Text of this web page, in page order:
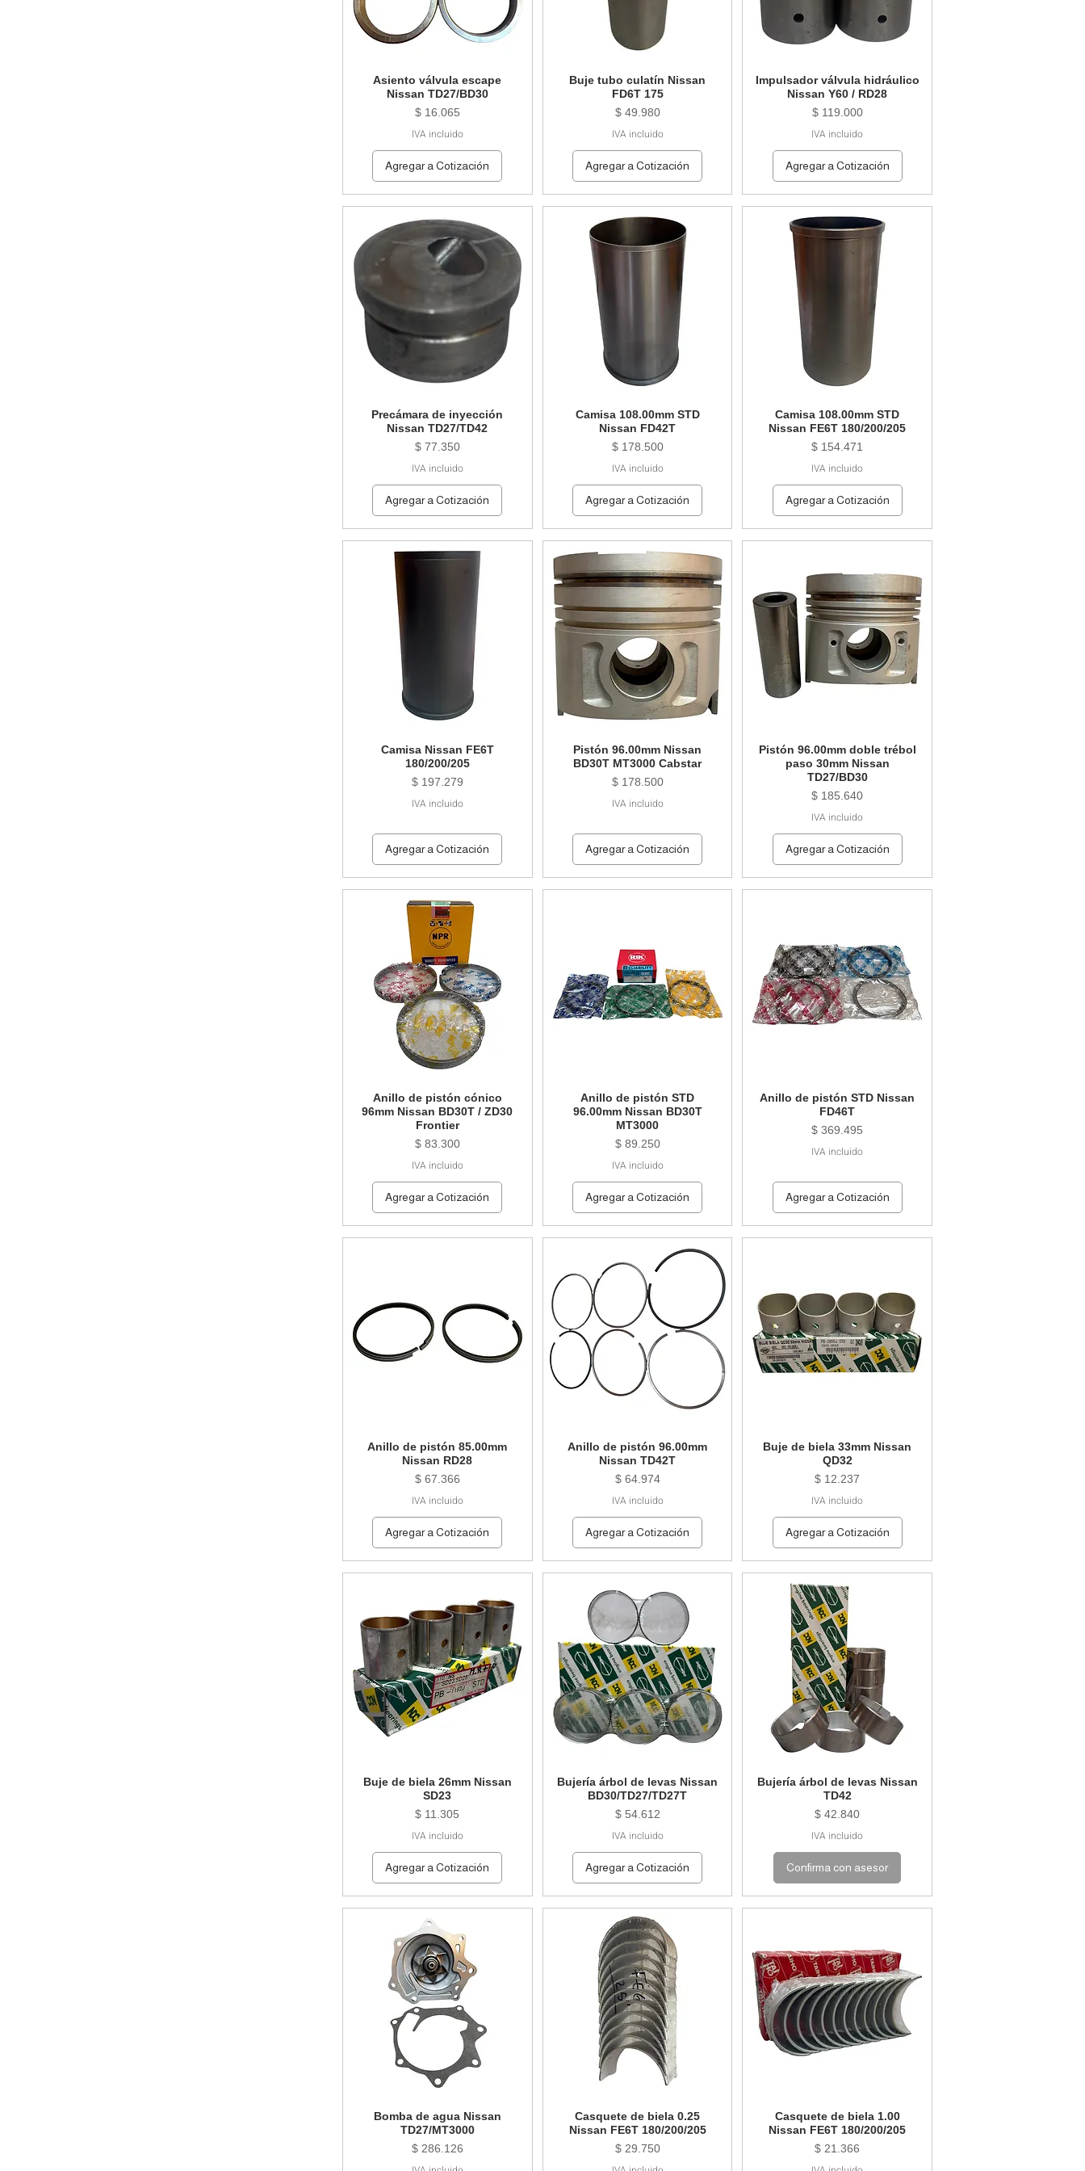
Asiento válvula escape
Nissan TD27/BD30
Precio
$ 16.065
IVA incluido
Agregar a Cotización
Buje tubo culatín Nissan
FD6T 175
Precio
$ 49.980
IVA incluido
Agregar a Cotización
Impulsador válvula hidráulico
Nissan Y60 / RD28
Precio
$ 119.000
IVA incluido
Agregar a Cotización
Precámara de inyección
Nissan TD27/TD42
Precio
$ 77.350
IVA incluido
Agregar a Cotización
Camisa 108.00mm STD
Nissan FD42T
Precio
$ 178.500
IVA incluido
Agregar a Cotización
Camisa 108.00mm STD
Nissan FE6T 180/200/205
Precio
$ 154.471
IVA incluido
Agregar a Cotización
Camisa Nissan FE6T
180/200/205
Precio
$ 197.279
IVA incluido
Agregar a Cotización
Pistón 96.00mm Nissan
BD30T MT3000 Cabstar
Precio
$ 178.500
IVA incluido
Agregar a Cotización
Pistón 96.00mm doble trébol
paso 30mm Nissan
TD27/BD30
Precio
$ 185.640
IVA incluido
Agregar a Cotización
Anillo de pistón cónico
96mm Nissan BD30T / ZD30
Frontier
Precio
$ 83.300
IVA incluido
Agregar a Cotización
Anillo de pistón STD
96.00mm Nissan BD30T
MT3000
Precio
$ 89.250
IVA incluido
Agregar a Cotización
Anillo de pistón STD Nissan
FD46T
Precio
$ 369.495
IVA incluido
Agregar a Cotización
Anillo de pistón 85.00mm
Nissan RD28
Precio
$ 67.366
IVA incluido
Agregar a Cotización
Anillo de pistón 96.00mm
Nissan TD42T
Precio
$ 64.974
IVA incluido
Agregar a Cotización
Buje de biela 33mm Nissan
QD32
Precio
$ 12.237
IVA incluido
Agregar a Cotización
Buje de biela 26mm Nissan
SD23
Precio
$ 11.305
IVA incluido
Agregar a Cotización
Bujería árbol de levas Nissan
BD30/TD27/TD27T
Precio
$ 54.612
IVA incluido
Agregar a Cotización
Bujería árbol de levas Nissan
TD42
Precio
$ 42.840
IVA incluido
Confirma con asesor
Bomba de agua Nissan
TD27/MT3000
Precio
$ 286.126
Casquete de biela 0.25
Nissan FE6T 180/200/205
Precio
$ 29.750
Casquete de biela 1.00
Nissan FE6T 180/200/205
Precio
$ 21.366